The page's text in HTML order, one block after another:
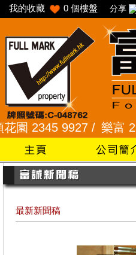
我的收藏 0 個樓盤 分享
9927 /樂富 2321 2287 /
最新新聞稿